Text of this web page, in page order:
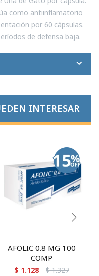
como antiinflamatorio
por 60 cápsulas.
de defensa baja.
INTERESAR
AFOLIC 0.8 MG 100
COMP
$ 1.128 $ 1.327